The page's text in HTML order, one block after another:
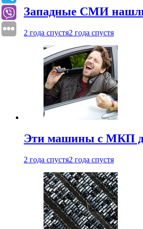
Западные СМИ нашли
2 года спустя2 года спустя
Эти машины с МКП
2 года спустя2 года спустя